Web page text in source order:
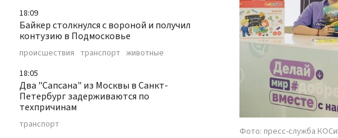
18:09
Байкер столкнулся с вороной и получил
контузию в Подмосковье
происшествия транспорт животные
18:05
Два "Сапсана" из Москвы в Санкт-
Петербург задерживаются по
техпричинам
транспорт
Фото: пресс-служба